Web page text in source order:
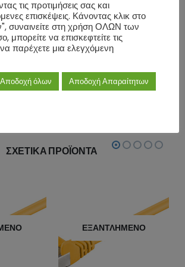
LSZH
(0)
ΣΧΕΤΙΚΆ ΠΡΟΪΌΝΤΑ
τις προτιμήσεις σας και
επισκέψεις. Κάνοντας κλικ στο
συναινείτε στη χρήση ΟΛΩΝ των
να επισκεφτείτε τις
να παρέχετε μια ελεγχόμενη
Αποδοχή όλων Αποδοχή Απαραίτητων